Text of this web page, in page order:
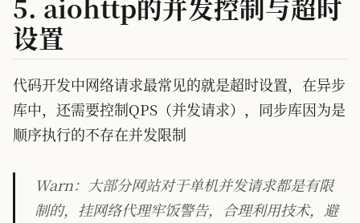
5. aiohttp的并发控制与超时
设置
代码开发中网络请求最常见的就是超时设置，在异步
库中，还需要控制QPS（并发请求），同步库因为是
顺序执行的不存在并发限制
Warn：大部分网站对于单机并发请求都是有限
制的，挂网络代理牢饭警告，合理利用技术，避